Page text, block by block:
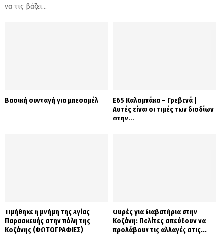
να τις βάζει...
Βασική συνταγή για μπεσαμέλ
Ε65 Καλαμπάκα – Γρεβενά |
Αυτές είναι οι τιμές των διοδίων
στην...
Τιμήθηκε η μνήμη της Αγίας
Παρασκευής στην πόλη της
Κοζάνης (ΦΩΤΟΓΡΑΦΙΕΣ)
Ουρές για διαβατήρια στην
Κοζάνη: Πολίτες σπεύδουν να
προλάβουν τις αλλαγές στις...